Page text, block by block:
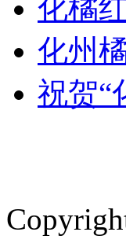
化橘
化州
祝贺“